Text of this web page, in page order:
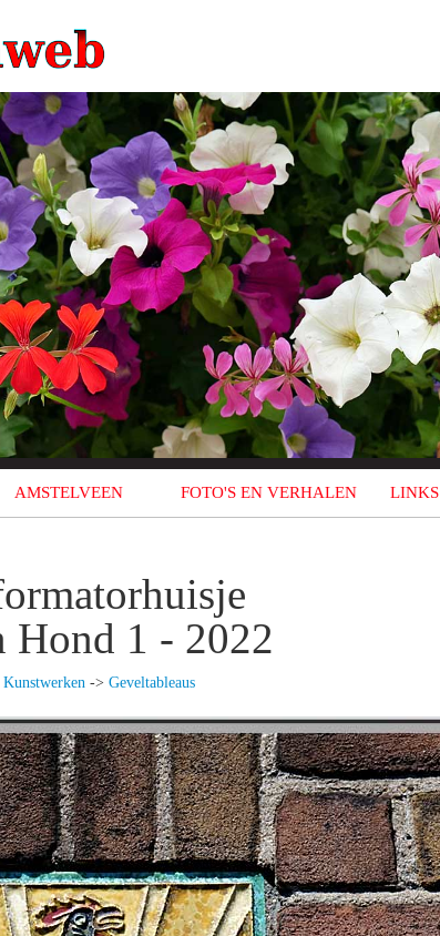
AMSTELVEEN FOTO'S EN VERHALEN LINKS
Hond 1 - 2022
Kunstwerken -> Geveltableaus